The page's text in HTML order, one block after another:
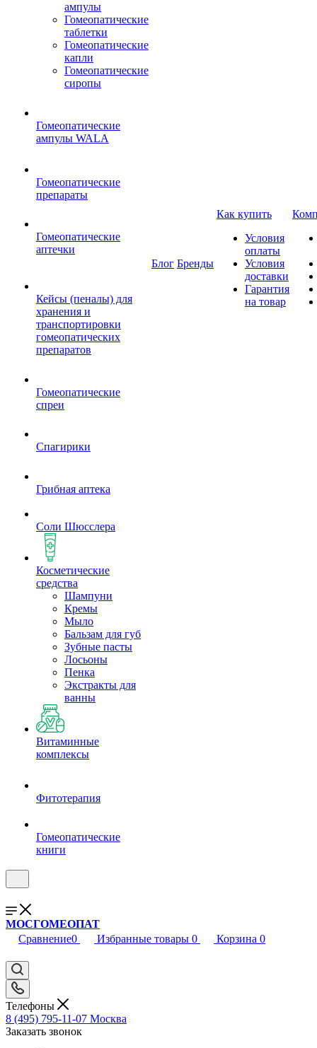
ампулы
Гомеопатические
таблетки
Гомеопатические
капли
Гомеопатические
сиропы
Гомеопатические
ампулы WALA
Гомеопатические
препараты
Гомеопатические
аптечки
Кейсы (пеналы) для
хранения и
транспортировки
гомеопатических
препаратов
Гомеопатические
спреи
Спагирики
Грибная аптека
Соли Шюсслера
Косметические
средства
Шампуни
Кремы
Мыло
Бальзам для губ
Зубные пасты
Лосьоны
Пенка
Экстракты для
ванны
Витаминные
комплексы
Фитотерапия
Гомеопатические
книги
Блог Бренды
Как купить
Условия
оплаты
Условия
доставки
Гарантия
на товар
МОСГОМЕОПАТ
Сравнение0 Избранные товары 0 Корзина 0
Телефоны
8 (495) 795-11-07 Москва
Заказать звонок